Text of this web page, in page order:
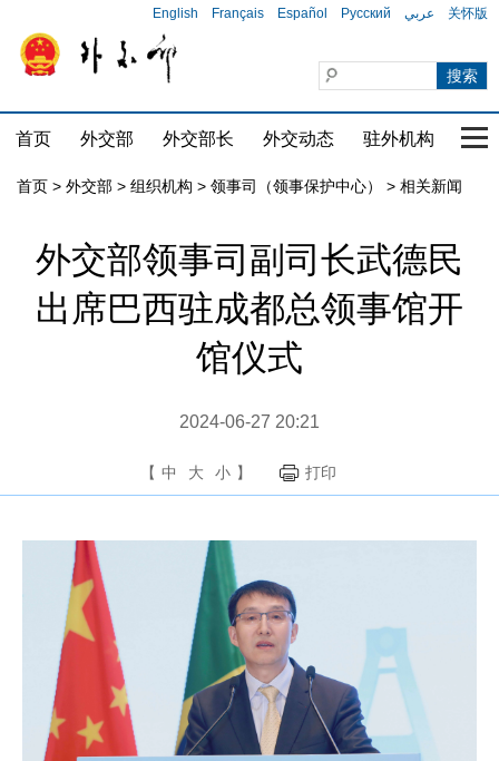
English Français Español Русский عربي 关怀版
首页 外交部 外交部长 外交动态 驻外机构 国
首页 > 外交部 > 组织机构 > 领事司（领事保护中心） > 相关新闻
外交部领事司副司长武德民
出席巴西驻成都总领事馆开
馆仪式
2024-06-27 20:21
【 中 大 小 】 打印